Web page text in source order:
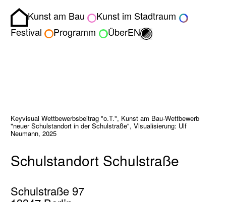
Homepage
Kunst am Bau
Kunst im Stadtraum
Festival
Programm ÜberEN Umschalten
Keyvisual Wettbewerbsbeitrag "o.T.", Kunst am Bau-Wettbewerb
"neuer Schulstandort in der Schulstraße", Visualisierung: Ulf
Neumann, 2025
Schulstandort Schulstraße
Schulstraße 97